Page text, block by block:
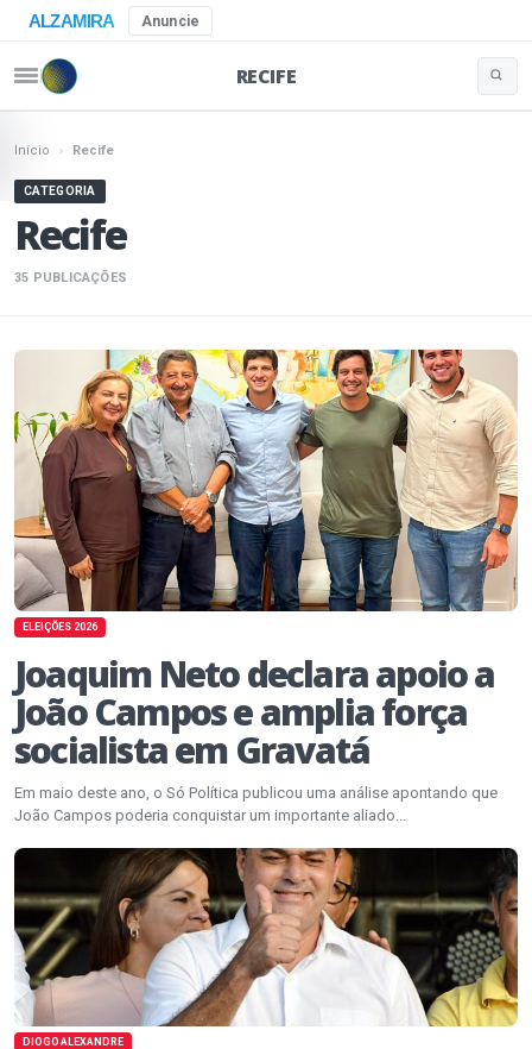
ALZAMIRA Anuncie
RECIFE
Início › Recife
CATEGORIA
Recife
35 PUBLICAÇÕES
ELEIÇÕES 2026
Joaquim Neto declara apoio a
João Campos e amplia força
socialista em Gravatá
Em maio deste ano, o Só Política publicou uma análise apontando que
João Campos poderia conquistar um importante aliado...
DIOGO ALEXANDRE